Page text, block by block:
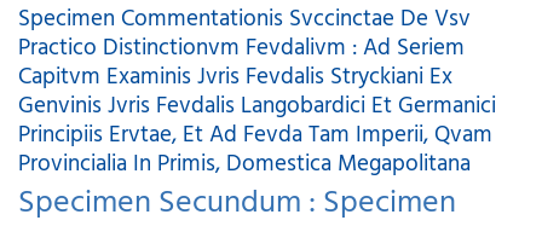
Specimen Commentationis Svccinctae De Vsv
Practico Distinctionvm Fevdalivm : Ad Seriem
Capitvm Examinis Jvris Fevdalis Stryckiani Ex
Genvinis Jvris Fevdalis Langobardici Et Germanici
Principiis Ervtae, Et Ad Fevda Tam Imperii, Qvam
Provincialia In Primis, Domestica Megapolitana
Specimen Secundum : Specimen